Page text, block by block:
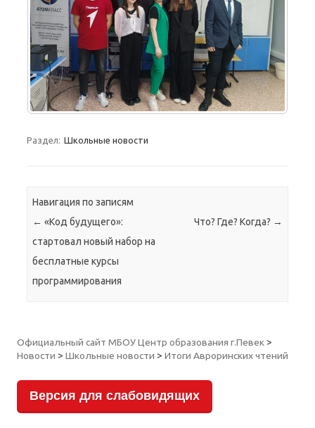
Раздел: Школьные новости
Навигация по записям
← «Код будущего»:
стартовал новый набор на
бесплатные курсы
программирования
Что? Где? Когда? →
Официальный сайт МБОУ Центр образования г.Певек>
Новости > Школьные новости > Итоги Авроринских чтений
Версия для слабовидящих